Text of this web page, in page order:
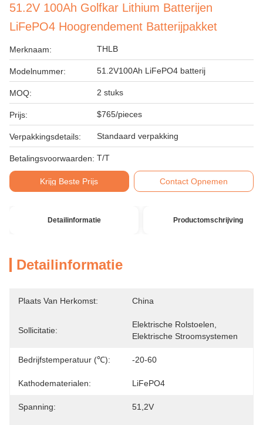
51.2V 100Ah Golfkar Lithium Batterijen
LiFePO4 Hoogrendement Batterijpakket
Merknaam: THLB
Modelnummer: 51.2V100Ah LiFePO4 batterij
MOQ: 2 stuks
Prijs: $765/pieces
Verpakkingsdetails: Standaard verpakking
Betalingsvoorwaarden: T/T
Krijg Beste Prijs Contact Opnemen
Detailinformatie Productomschrijving
Detailinformatie
Plaats Van Herkomst: China
Sollicitatie:
Elektrische Rolstoelen,
Elektrische Stroomsystemen
Bedrijfstemperatuur (℃): -20-60
Kathodematerialen: LiFePO4
Spanning: 51,2V